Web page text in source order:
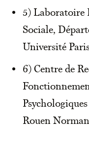
5) Laboratoire
Sociale,
Université
6) Centre de
Rouen